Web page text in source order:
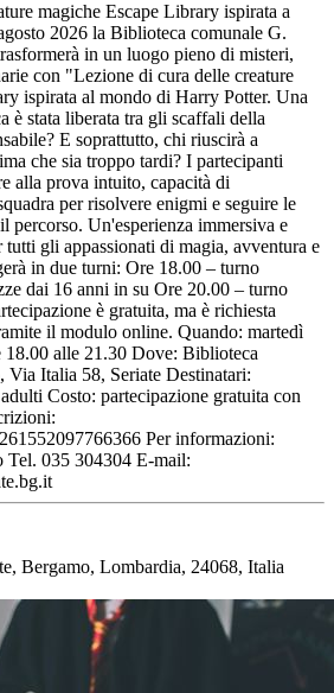
magiche Escape Library ispirata a
2026 la Biblioteca comunale G.
in un luogo pieno di misteri,
con "Lezione di cura delle creature
ispirata al mondo di Harry Potter. Una
è stata liberata tra gli scaffali della
E soprattutto, chi riuscirà a
che sia troppo tardi? I partecipanti
alla prova intuito, capacità di
per risolvere enigmi e seguire le
percorso. Un'esperienza immersiva e
tutti gli appassionati di magia, avventura e
in due turni: Ore 18.00 – turno
dai 16 anni in su Ore 20.00 – turno
è gratuita, ma è richiesta
il modulo online. Quando: martedì
18.00 alle 21.30 Dove: Biblioteca
Via Italia 58, Seriate Destinatari:
Costo: partecipazione gratuita con
Per informazioni:
035 304304 E-mail:
Bergamo, Lombardia, 24068, Italia